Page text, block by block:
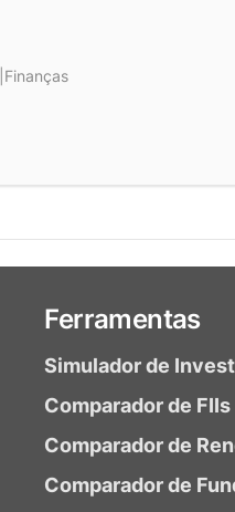
Finanças
Ferramentas
Simulador de
Comparador de FIIs
Comparador de
Comparador de